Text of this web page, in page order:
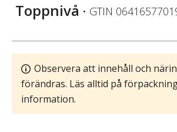
Toppnivå • GTIN
Observera att innehåll och
förändras. Läs alltid på
information.